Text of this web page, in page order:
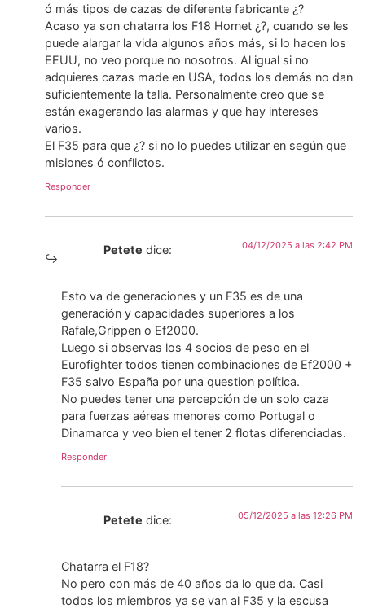
ó más tipos de cazas de diferente fabricante ¿?
Acaso ya son chatarra los F18 Hornet ¿?, cuando se les
puede alargar la vida algunos años más, si lo hacen los
EEUU, no veo porque no nosotros. Al igual si no
adquieres cazas made en USA, todos los demás no dan
suficientemente la talla. Personalmente creo que se
están exagerando las alarmas y que hay intereses
varios.
El F35 para que ¿? si no lo puedes utilizar en según que
misiones ó conflictos.
Responder
Petete dice: 04/12/2025 a las 2:42 PM
Esto va de generaciones y un F35 es de una
generación y capacidades superiores a los
Rafale,Grippen o Ef2000.
Luego si observas los 4 socios de peso en el
Eurofighter todos tienen combinaciones de Ef2000 +
F35 salvo España por una question política.
No puedes tener una percepción de un solo caza
para fuerzas aéreas menores como Portugal o
Dinamarca y veo bien el tener 2 flotas diferenciadas.
Responder
Petete dice: 05/12/2025 a las 12:26 PM
Chatarra el F18?
No pero con más de 40 años da lo que da. Casi
todos los miembros ya se van al F35 y la escusa